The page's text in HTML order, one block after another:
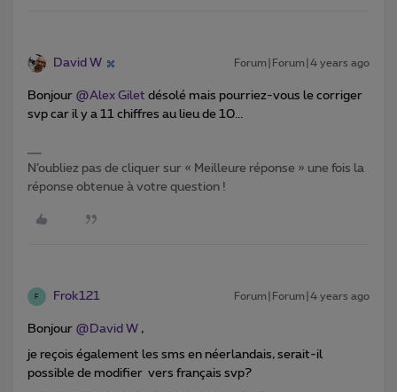
David W Forum|Forum|4 years ago
Bonjour @Alex Gilet désolé mais pourriez-vous le corriger
svp car il y a 11 chiffres au lieu de 10...
N’oubliez pas de cliquer sur « Meilleure réponse » une fois la
réponse obtenue à votre question !
F Frok121 Forum|Forum|4 years ago
Bonjour @David W ,
je reçois également les sms en néerlandais, serait-il
possible de modifier vers français svp?